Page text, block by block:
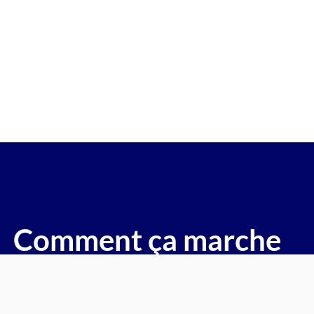
Comment ça marche